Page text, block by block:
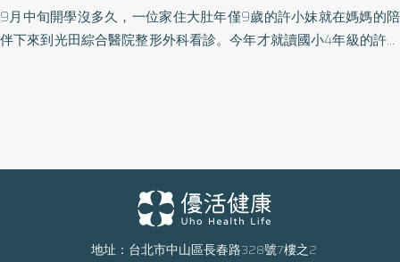
9月中旬開學沒多久，一位家住大肚年僅9歲的許小妹就在媽媽的陪
伴下來到光田綜合醫院整形外科看診。今年才就讀國小4年級的許小
汗液經細菌分解後產生異味，嚴重者常會造成個人精神上的不安和
挫折感，甚至影響社交活動，9歲的許小妹是他行醫23年來治療過最
年輕的個案。吳文宏主任決定為其施行「迷你水刀狐臭根除術」。
地址：台北市中山區長春路328號7樓之2